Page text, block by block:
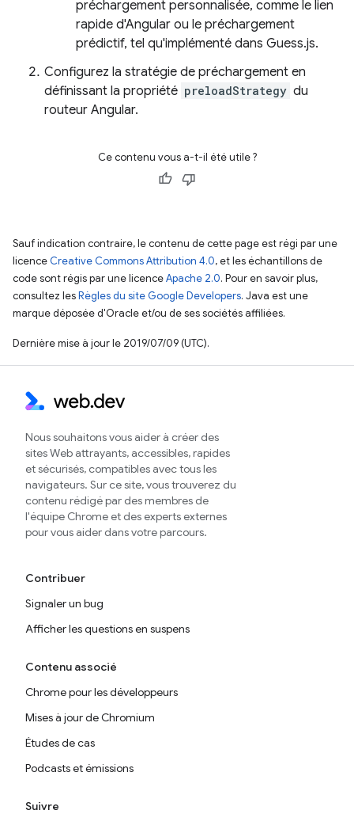
préchargement personnalisée, comme le lien
rapide d'Angular ou le préchargement
prédictif, tel qu'implémenté dans Guess.js.
Configurez la stratégie de préchargement en
définissant la propriété preloadStrategy du
routeur Angular.
Ce contenu vous a-t-il été utile ?
Sauf indication contraire, le contenu de cette page est régi par une
licence Creative Commons Attribution 4.0, et les échantillons de
code sont régis par une licenceApache 2.0. Pour en savoir plus,
consultez lesRègles du site Google Developers. Java est une
marque déposée d'Oracle et/ou de ses sociétés affiliées.
Dernière mise à jour le 2019/07/09 (UTC).
Nous souhaitons vous aider à créer des
sites Web attrayants, accessibles, rapides
et sécurisés, compatibles avec tous les
navigateurs. Sur ce site, vous trouverez du
contenu rédigé par des membres de
l'équipe Chrome et des experts externes
pour vous aider dans votre parcours.
Contribuer
Signaler un bug
Afficher les questions en suspens
Contenu associé
Chrome pour les développeurs
Mises à jour de Chromium
Études de cas
Podcasts et émissions
Suivre